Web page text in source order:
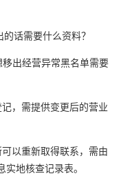
话需要什么资料？
出经营异常黑名单需要
，需提供变更后的营业
以重新取得联系，需由
地核查记录表。